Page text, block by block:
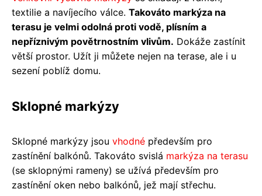
textilie a navíjecího válce. Takováto markýza na
terasu je velmi odolná proti vodě, plísním a
nepříznivým povětrnostním vlivům. Dokáže zastínit
větší prostor. Užít ji můžete nejen na terase, ale i u
sezení poblíž domu.
Sklopné markýzy
Sklopné markýzy jsou vhodné především pro
zastínění balkónů. Takováto svislá markýza na terasu
(se sklopnými rameny) se užívá především pro
zastínění oken nebo balkónů, jež mají střechu.